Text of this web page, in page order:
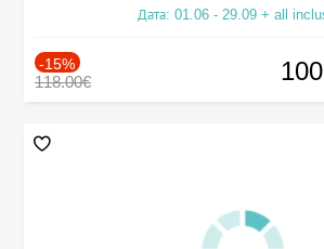
Дата: 01.06 - 29.09 + all
-15%
118.00€ 100